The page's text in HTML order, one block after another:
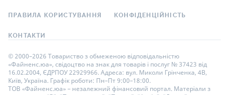
ПРАВИЛА КОРИСТУВАННЯ КОНФІДЕНЦІЙНІСТЬ
КОНТАКТИ
© 2000–2026 Товариство з обмеженою відповідальністю
«Файненс.юа», свідоцтво на знак для товарів і послуг № 37423 від
16.02.2004, ЄДРПОУ 22929966. Адреса: вул. Миколи Грінченка, 4В,
Київ, Україна. Графік роботи: Пн–Пт 9:00–18:00.
ТОВ «Файненс.юа» – незалежний фінансовий портал. Матеріали з